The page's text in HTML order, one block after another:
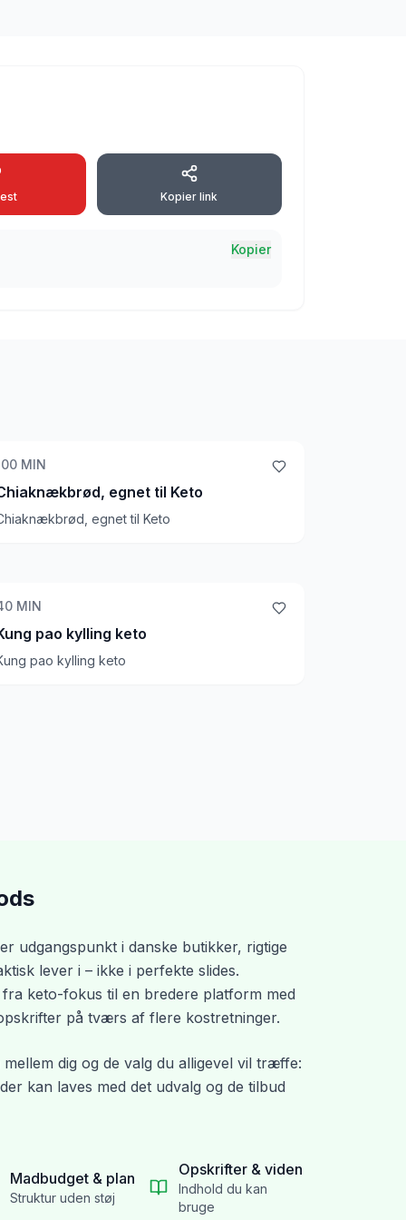
Kopier link
Kopier
MIN
egnet til Keto
egnet til Keto
MIN
pao kylling keto
pao kylling keto
udgangspunkt i danske butikker, rigtige
lever i – ikke i perfekte slides.
keto-fokus til en bredere platform med
på tværs af flere kostretninger.
dig og de valg du alligevel vil træffe:
kan laves med det udvalg og de tilbud
Madbudget & plan
Struktur uden støj
Opskrifter & viden
Indhold du kan
bruge